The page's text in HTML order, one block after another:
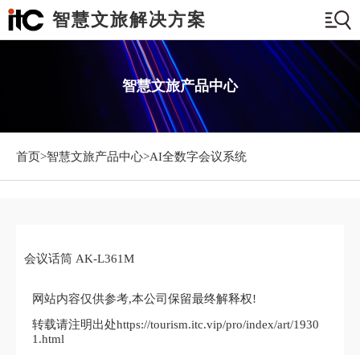
智慧文旅解决方案
智慧文旅产品中心
首页>智慧文旅产品中心>AI全数字会议系统
会议话筒 AK-L361M
网站内容仅供参考,本公司保留最终解释权!
转载请注明出处https://tourism.itc.vip/pro/index/art/1930
1.html